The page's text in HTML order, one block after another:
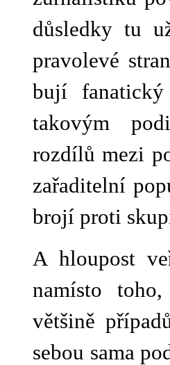
důsledky tu
pravolevé
bují
takovým
rozdílů mezi
zařaditelní
brojí proti
A hloupost
namísto
většině
sebou sama